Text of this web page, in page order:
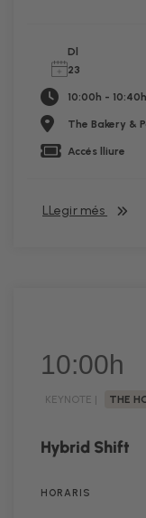
Dl
23
10:00h - 10:40h
The Bakery &
Accés lliure
LLegir més
10:00h
KEYNOTE | THE
Hybrid Shift
HORARIS